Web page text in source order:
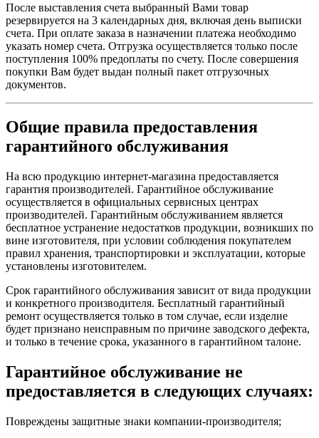
После выставления счета выбранный Вами товар
резервируется на 3 календарных дня, включая день выписки
счета. При оплате заказа в назначении платежа необходимо
указать номер счета. Отгрузка осуществляется только после
поступления 100% предоплаты по счету. После совершения
покупки Вам будет выдан полный пакет отгрузочных
документов.
Общие правила предоставления
гарантийного обслуживания
На всю продукцию интернет-магазина предоставляется
гарантия производителей. Гарантийное обслуживание
осуществляется в официальных сервисных центрах
производителей. Гарантийным обслуживанием является
бесплатное устранение недостатков продукции, возникших по
вине изготовителя, при условии соблюдения покупателем
правил хранения, транспортировки и эксплуатации, которые
установлены изготовителем.
Срок гарантийного обслуживания зависит от вида продукции
и конкретного производителя. Бесплатный гарантийный
ремонт осуществляется только в том случае, если изделие
будет признано неисправным по причине заводского дефекта,
и только в течение срока, указанного в гарантийном талоне.
Гарантийное обслуживание не
предоставляется в следующих случаях:
Повреждены защитные знаки компании-производителя;